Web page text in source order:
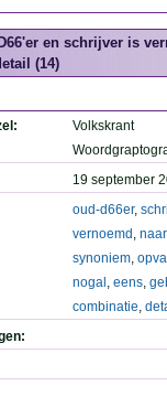
en schrijver is
(14)
Volkskrant
19 september
oud-d66er,
vernoemd , naar
synoniem,
nogal , eens,
combinatie,